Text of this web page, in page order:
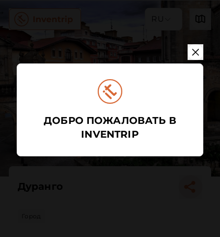
RU
Дуранго
Город
ДОБРО ПОЖАЛОВАТЬ В
INVENTRIP